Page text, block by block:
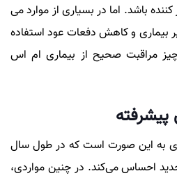
باشد. اما در بسیاری از موارد می
بیماری و کاهش دفعات عود استفاده
مراقبت صحیح از بیماری ام اس
پیشرفته
به این صورت است که در طول سال
جدید احساس می‌کند. در چنین مواردی،